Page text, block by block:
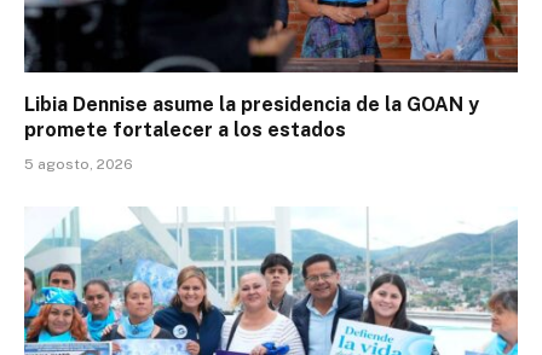
Libia Dennise asume la presidencia de la GOAN y
promete fortalecer a los estados
5 agosto, 2026